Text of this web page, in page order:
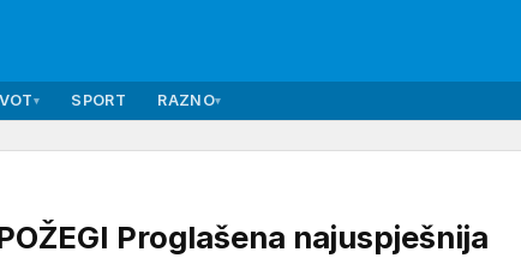
▾ SPORT RAZNO▾
Proglašena najuspješnija